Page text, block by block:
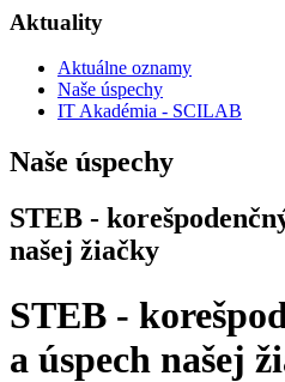
Aktuality
Aktuálne oznamy
Naše úspechy
IT Akadémia - SCILAB
Naše úspechy
STEB -
našej žiačky
STEB -
a úspech našej